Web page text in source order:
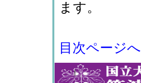
ます。
目次ページへ